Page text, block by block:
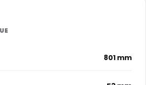
801 mm